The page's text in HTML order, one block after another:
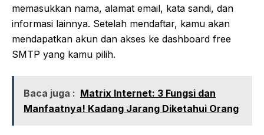
memasukkan nama, alamat email, kata sandi, dan
informasi lainnya. Setelah mendaftar, kamu akan
mendapatkan akun dan akses ke dashboard free
SMTP yang kamu pilih.
Baca juga : Matrix Internet: 3 Fungsi dan
Manfaatnya! Kadang Jarang Diketahui Orang